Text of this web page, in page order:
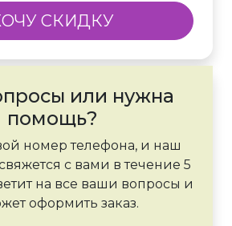
СКИДКУ
или нужна
помощь?
номер телефона, и наш
с вами в течение 5
на все ваши вопросы и
оформить заказ.